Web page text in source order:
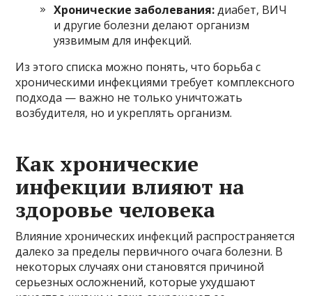
Хронические заболевания:диабет, ВИЧ
и другие болезни делают организм
уязвимым для инфекций.
Из этого списка можно понять, что борьба с
хроническими инфекциями требует комплексного
подхода — важно не только уничтожать
возбудителя, но и укреплять организм.
Как хронические
инфекции влияют на
здоровье человека
Влияние хронических инфекций распространяется
далеко за пределы первичного очага болезни. В
некоторых случаях они становятся причиной
серьезных осложнений, которые ухудшают